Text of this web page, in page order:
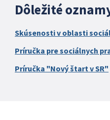
Dôležité
Skúsenosti v oblasti
Príručka pre sociálnych
Príručka "Nový štart v SR"